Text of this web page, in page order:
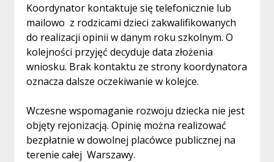
Koordynator kontaktuje się telefonicznie lub
mailowo z rodzicami dzieci zakwalifikowanych
do realizacji opinii w danym roku szkolnym. O
kolejności przyjęć decyduje data złożenia
wniosku. Brak kontaktu ze strony koordynatora
oznacza dalsze oczekiwanie w kolejce.
Wczesne wspomaganie rozwoju dziecka nie jest
objęty rejonizacją. Opinię można realizować
bezpłatnie w dowolnej placówce publicznej na
terenie całej Warszawy.